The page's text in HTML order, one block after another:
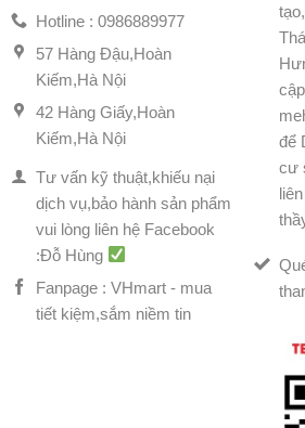
Hotline : 0986889977
57 Hàng Đậu,Hoàn
Kiếm,Hà Nội
42 Hàng Giấy,Hoàn
Kiếm,Hà Nội
Tư vấn kỹ thuật,khiếu nại
dịch vụ,bảo hành sản phẩm
vui lòng liên hệ Facebook
:Đỗ Hùng
Fanpage : VHmart - mua
tiết kiệm,sắm niềm tin
để
cư